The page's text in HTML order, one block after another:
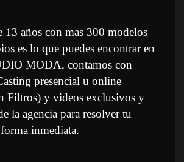
13 años con mas 300 modelos
es lo que puedes encontrar en
MODA, contamos con
presencial u online
Filtros) y videos exclusivos y
la agencia para resolver tu
inmediata.